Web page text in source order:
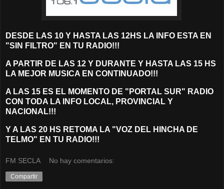
DESDE LAS 10 Y HASTA LAS 12HS LA INFO ESTA EN
"SIN FILTRO" EN TU RADIO!!!
A PARTIR DE LAS 12 Y DURANTE Y HASTA LAS 15 HS
LA M EJOR MUSICA EN CONTINUADO!!!
A LAS 15 ES EL MOMENTO DE "PORTAL SUR" RADIO
CON TODA LA INFO LOCAL, PROVINCIAL Y
NACIONAL!!!
Y A LAS 20 HS RETOMA LA "VOZ DEL HINCHA DE
TELMO" EN TU RADIO!!!
FM SECLA No hay comentarios:
Compartir